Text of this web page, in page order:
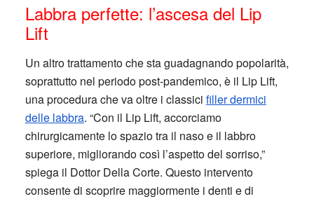
Labbra perfette: l’ascesa del Lip
Lift
Un altro trattamento che sta guadagnando popolarità,
soprattutto nel periodo post-pandemico, è il Lip Lift,
una procedura che va oltre i classici filler dermici
delle labbra. “Con il Lip Lift, accorciamo
chirurgicamente lo spazio tra il naso e il labbro
superiore, migliorando così l’aspetto del sorriso,”
spiega il Dottor Della Corte. Questo intervento
consente di scoprire maggiormente i denti e di